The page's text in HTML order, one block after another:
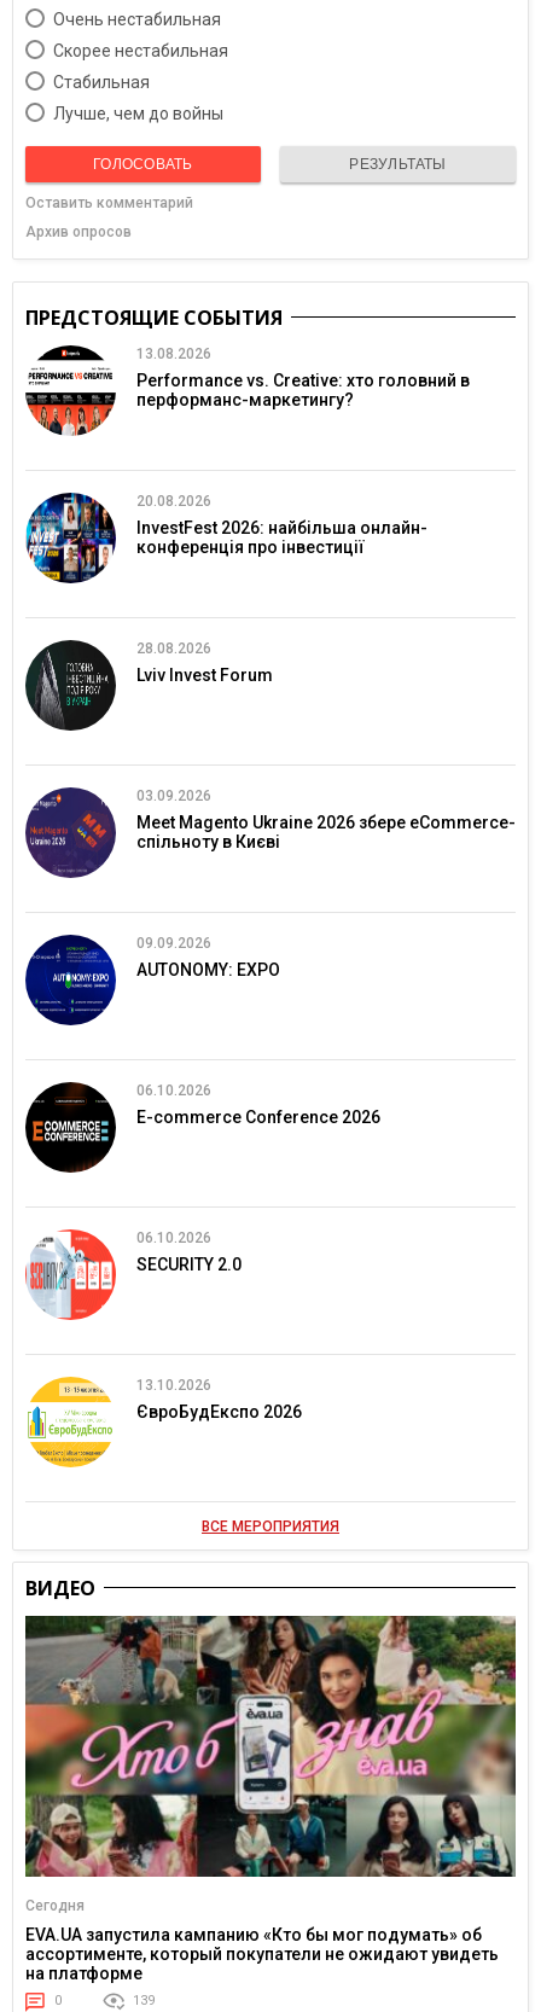
Очень нестабильная
Скорее нестабильная
Cтабильная
Лучше, чем до войны
ГОЛОСОВАТЬ РЕЗУЛЬТАТЫ
Оставить комментарий
Архив опросов
ПРЕДСТОЯЩИЕ СОБЫТИЯ
13.08.2026
Performance vs. Creative: хто головний в
перформанс-маркетингу?
20.08.2026
InvestFest 2026: найбільша онлайн-
конференція про інвестиції
28.08.2026
Lviv Invest Forum
03.09.2026
Meet Magento Ukraine 2026 збере eCommerce-
спільноту в Києві
09.09.2026
AUTONOMY: EXPO
06.10.2026
E-commerce Conference 2026
06.10.2026
SECURITY 2.0
13.10.2026
ЄвроБудЕкспо 2026
ВСЕ МЕРОПРИЯТИЯ
ВИДЕО
Сегодня
EVA.UA запустила кампанию «Кто бы мог подумать» об
ассортименте, который покупатели не ожидают увидеть
на платформе
0 139